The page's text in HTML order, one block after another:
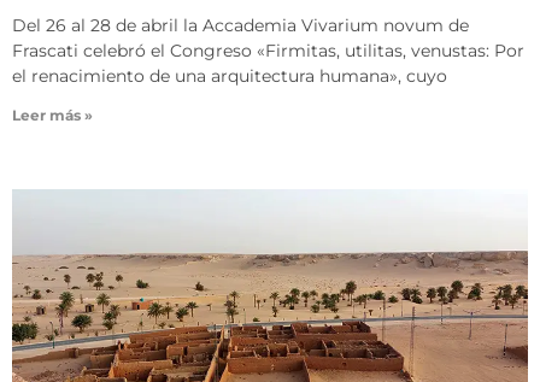
Del 26 al 28 de abril la Accademia Vivarium novum de
Frascati celebró el Congreso «Firmitas, utilitas, venustas: Por
el renacimiento de una arquitectura humana», cuyo
Leer más »